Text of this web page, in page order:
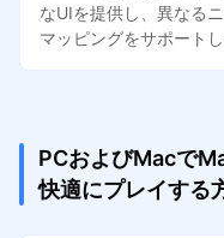
なUIを提供し、異なる
マッピングをサポートし
PCおよびMacで
快適にプレイする